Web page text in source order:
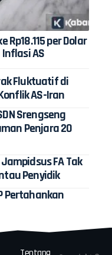
Rp18.115 per Dolar
AS
Fluktuatif di
AS-Iran
Srengseng
Penjara 20
FA Tak
Penyidik
Pertahankan